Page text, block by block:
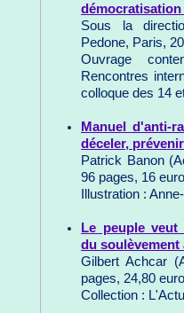
Sous la
Pedone, Paris,
Ouvrage
Rencontres
colloque des 14
Manuel d'anti-
déceler, prévenir
Patrick Banon
96 pages, 16
Illustration :
Le peuple
du soulèvement
Gilbert Achcar
pages, 24,80
Collection :